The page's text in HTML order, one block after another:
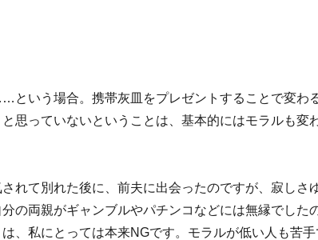
という場合。携帯灰皿をプレゼントすることで変わ
思っていないということは、基本的にはモラルも変
れて別れた後に、前夫に出会ったのですが、寂しさ
の両親がギャンブルやパチンコなどには無縁でした
、私にとっては本来NGです。モラルが低い人も苦手